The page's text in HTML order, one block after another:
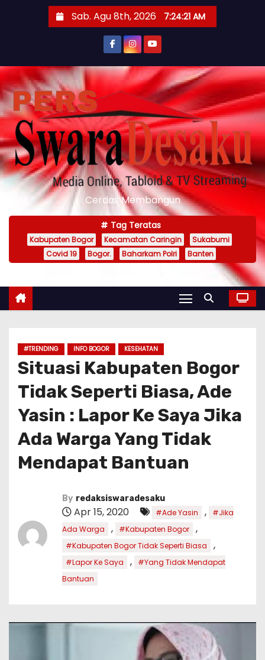
t
o
c
o
n
t
e
Sab. Agu 8th, 2026 7:24:23 AM
Cerdas Membangun
Tag Teratas
Kabupaten Bogor Kecamatan Caringin
Sukabumi
Covid 19
Bogor. Baharkam Polri Banten
#TRENDING INFO BOGOR KESEHATAN
Situasi Kabupaten Bogor
Tidak Seperti Biasa, Ade
Yasin : Lapor Ke Saya Jika
Ada Warga Yang Tidak
Mendapat Bantuan
By redaksiswaradesaku
Apr 15, 2020 #Ade Yasin ,
#Jika
Ada Warga
, #Kabupaten Bogor ,
#Kabupaten Bogor Tidak Seperti Biasa ,
#Lapor Ke Saya ,
#Yang Tidak Mendapat
Bantuan